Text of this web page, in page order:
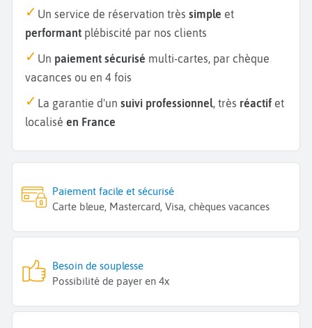
Un service de réservation très simple et
performant plébiscité par nos clients
Un paiement sécurisé multi-cartes, par chèque
vacances ou en 4 fois
La garantie d'un suivi professionnel, très réactif et
localisé en France
Paiement facile et sécurisé
Carte bleue, Mastercard, Visa, chèques vacances
Besoin de souplesse
Possibilité de payer en 4x